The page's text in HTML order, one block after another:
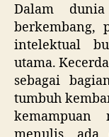
Dalam
berkembang,
intelektual
utama.
sebagai
tumbuh
kemampuan